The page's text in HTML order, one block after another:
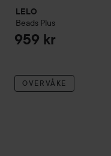
LELO
Beads Plus
959 kr
OVERVÅKE